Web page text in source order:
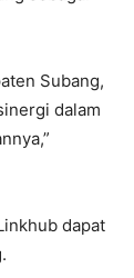
Subang,
dalam
dapat